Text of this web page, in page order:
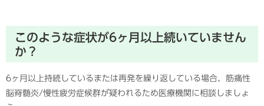
このような症状が6ヶ月以上続いていません
か？
6ヶ月以上持続しているまたは再発を繰り返している場合、筋痛性
脳脊髄炎/慢性疲労症候群が疑われるため医療機関に相談しましょ